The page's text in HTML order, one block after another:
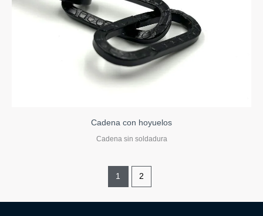
Cadena con hoyuelos
Cadena sin soldadura
1 2